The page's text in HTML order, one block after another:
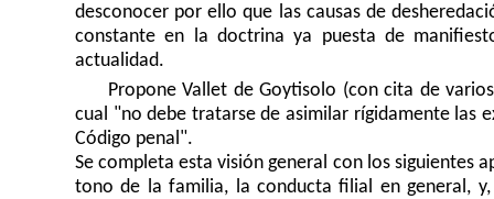
desconocer por ello que las causas de
constante en la doctrina ya puesta de
actualidad.
Propone Vallet de Goytisolo (con cita de
cual "no debe tratarse de asimilar rígidamente las
Código penal".
Se completa esta visión general con los siguientes
tono de la familia, la conducta filial en general,